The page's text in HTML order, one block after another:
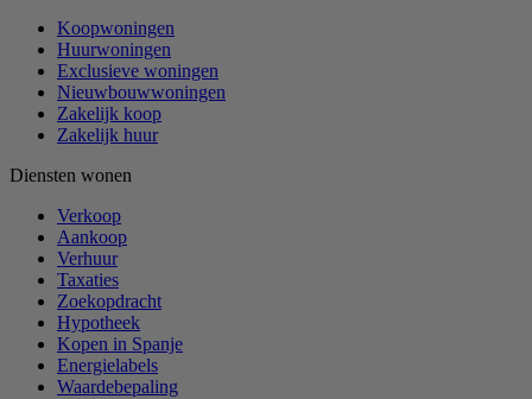
Koopwoningen
Huurwoningen
Exclusieve woningen
Nieuwbouwwoningen
Zakelijk koop
Zakelijk huur
Diensten wonen
Verkoop
Aankoop
Verhuur
Taxaties
Zoekopdracht
Hypotheek
Kopen in Spanje
Energielabels
Waardebepaling